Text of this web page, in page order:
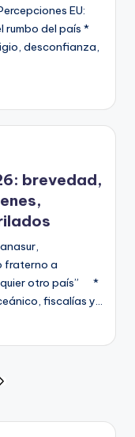
EU:
rumbo del país *
desconfianza,
brevedad,
fraterno a
otro país” *
fiscalías y…